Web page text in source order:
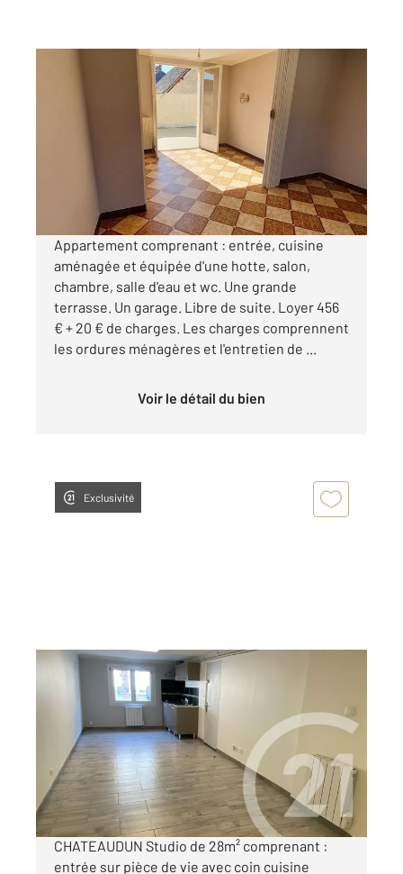
CHATEAUDUN 28
, 2 pièces
Appartement F2 à louer
476 €
par mois charges comprises
Appartement comprenant : entrée, cuisine
aménagée et équipée d'une hotte, salon,
chambre, salle d'eau et wc. Une grande
terrasse. Un garage. Libre de suite. Loyer 456
€ + 20 € de charges. Les charges comprennent
les ordures ménagères et l'entretien de ...
Voir le détail du bien
Exclusivité
CHATEAUDUN 28
28 m
, 1 pièce
Ref : 3835
Appartement Studio à louer
400 €
par mois charges comprises
CHATEAUDUN Studio de 28m² comprenant :
entrée sur pièce de vie avec coin cuisine